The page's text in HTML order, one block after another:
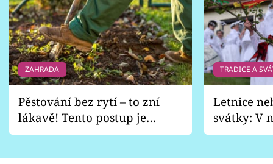
ZAHRADA
Pěstování bez rytí – to zní
lákavě! Tento postup je
vhodný jen pro některé
TRADICE A
Letnice
svátky: V
pondělí